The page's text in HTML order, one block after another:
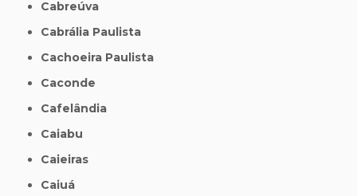
Cabreúva
Cabrália Paulista
Cachoeira Paulista
Caconde
Cafelândia
Caiabu
Caieiras
Caiuá